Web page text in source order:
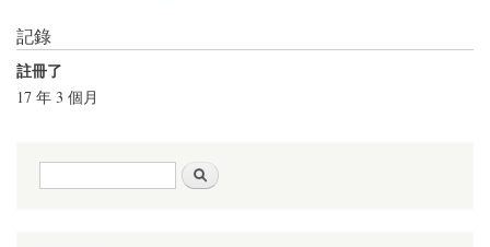
記錄
註冊了
17 年 3 個月
搜尋表單